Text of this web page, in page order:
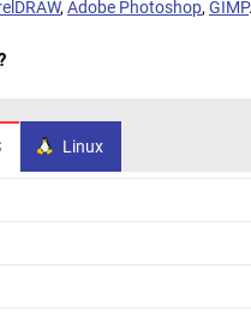
, Adobe Photoshop, GIMP.
Linux